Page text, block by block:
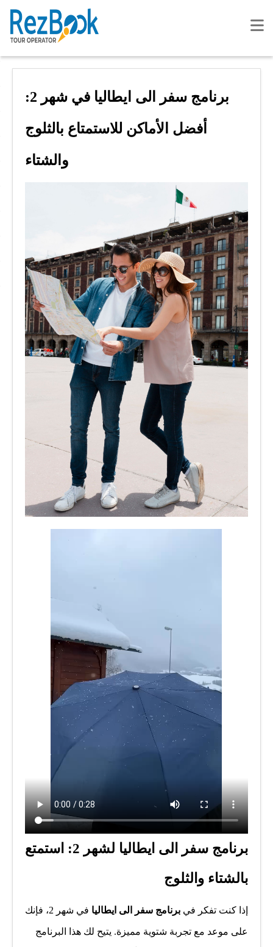
برنامج سفر الى ايطاليا في شهر 2:
أفضل الأماكن للاستمتاع بالثلوج
والشتاء
برنامج سفر الى ايطاليا لشهر 2: استمتع
بالشتاء والثلوج
إذا كنت تفكر في برنامج سفر الى ايطاليا في شهر 2، فإنك
على موعد مع تجربة شتوية مميزة. يتيح لك هذا البرنامج